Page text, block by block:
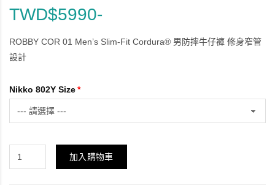
TWD$5990-
ROBBY COR 01 Men’s Slim-Fit Cordura® 男防摔牛仔褲 修身窄管
設計
Nikko 802Y Size
加入購物車